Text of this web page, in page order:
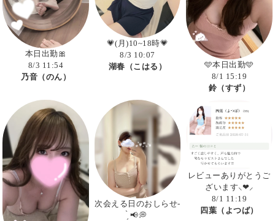
本日出勤🎀
8/3 11:54
乃音（のん）
💗(月)10~18時💗
8/3 10:07
湖春（こはる）
🩵本日出勤🩵
8/1 15:19
鈴（すず）
次会える日のおしらせ-
̗̀ 📢💭
レビューありがとうご
ざいます⸜❤︎⸝‍
8/1 11:19
四葉（よつば）